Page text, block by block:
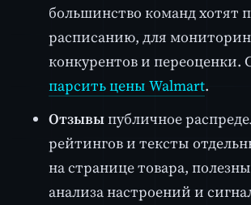
большинство команд хотят
расписанию, для
конкурентов и переоценки.
парсить цены Walmart.
Отзывыпубличное
рейтингов и тексты
на странице товара,
анализа настроений и